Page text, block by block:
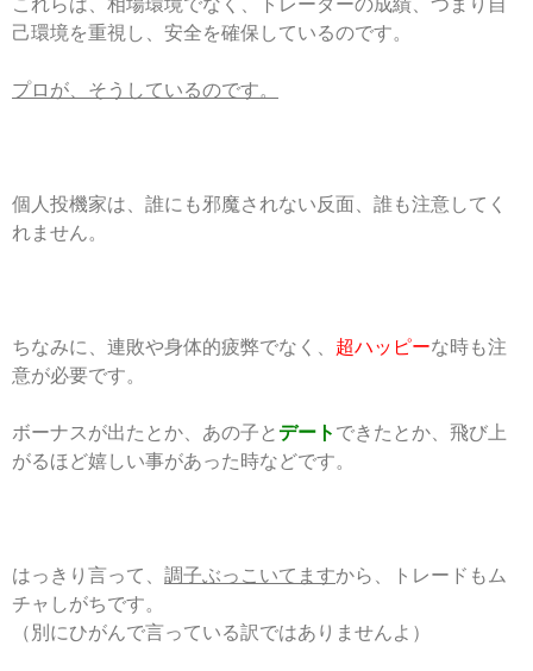
己環境を重視し、安全を確保しているのです。
プロが、そうしているのです。
個人投機家は、誰にも邪魔されない反面、誰も注意してく
れません。
ちなみに、連敗や身体的疲弊でなく、 超ハッピーな時も注
意が必要です。
ボーナスが出たとか、あの子とデート できたとか、飛び上
がるほど嬉しい事があった時などです。
はっきり言って、 調子ぶっこいてますから、トレードもム
チャしがちです。
（別にひがんで言っている訳ではありませんよ）